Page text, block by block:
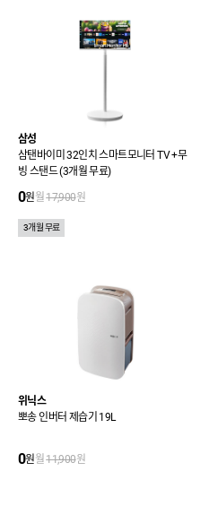
삼성
삼탠바이미 32인치 스마트모니터 TV +무
빙 스탠드 (3개월 무료)
0원월17,900원
3개월 무료
위닉스
뽀송 인버터 제습기 19L
0원월11,900원